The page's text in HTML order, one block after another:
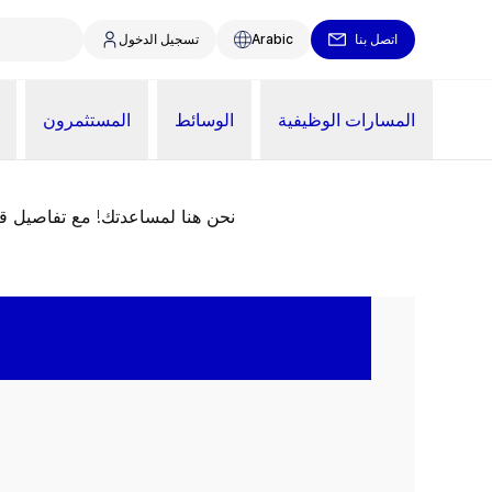
تسجيل الدخول Arabic اتصل بنا
المستثمرون الوسائط المسارات الوظيفية
نحن هنا لمساعدتك! مع